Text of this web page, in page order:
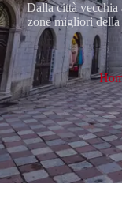
Dalla città
zone migliori